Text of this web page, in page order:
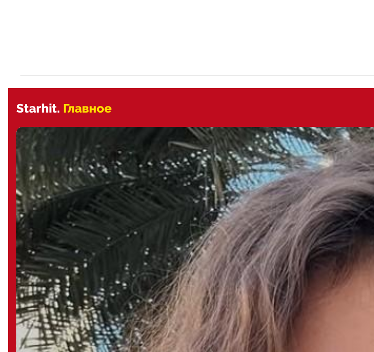
Starhit. Главное